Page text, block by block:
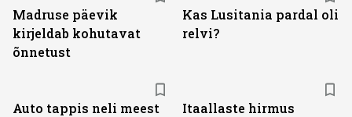
Madruse päevik
kirjeldab kohutavat
õnnetust
Kas Lusitania pardal oli
relvi?
Auto tappis neli meest
Itaallaste hirmus